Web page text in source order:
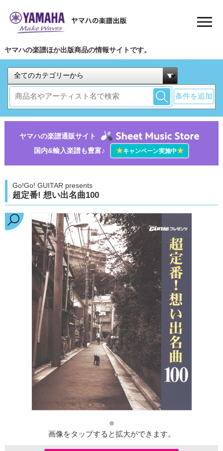
ヤマハの楽譜ほか出版商品の情報サイトです。
条件を追加
ヤマハの楽譜通販サイト
国内&輸入楽譜も豊富♪
★キャンペーン実施中★
Go!Go! GUITAR presents
超定番! 想い出名曲100
画像をタップすると拡大ができます。